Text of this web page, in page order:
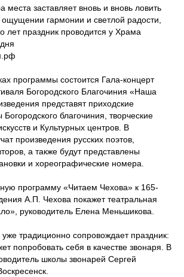
заставляет вновь и вновь ловить
гармонии и светлой радости,
лет праздник проводится у Храма
программы состоится Гала-концерт
Богородского Благочиния «Наша
представят приходские
благочиния, творческие
и Культурных центров. В
произведения русских поэтов,
а также будут представлены
и хореографические номера.
программу «Читаем Чехова» к 165-
А.П. Чехова покажет театральная
руководитель Елена Меньшикова.
традиционно сопровождает праздник:
попробовать себя в качестве звонаря. В
школы звонарей Сергей